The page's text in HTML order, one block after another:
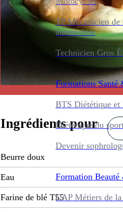
TP Mécanicien de
automobile
Technicien Gros
Formations Santé
BTS Diététique
Diététique du
Devenir
Formation
CAP Métiers de
Ingrédients pour
Beurre doux
Eau
Farine de blé T55